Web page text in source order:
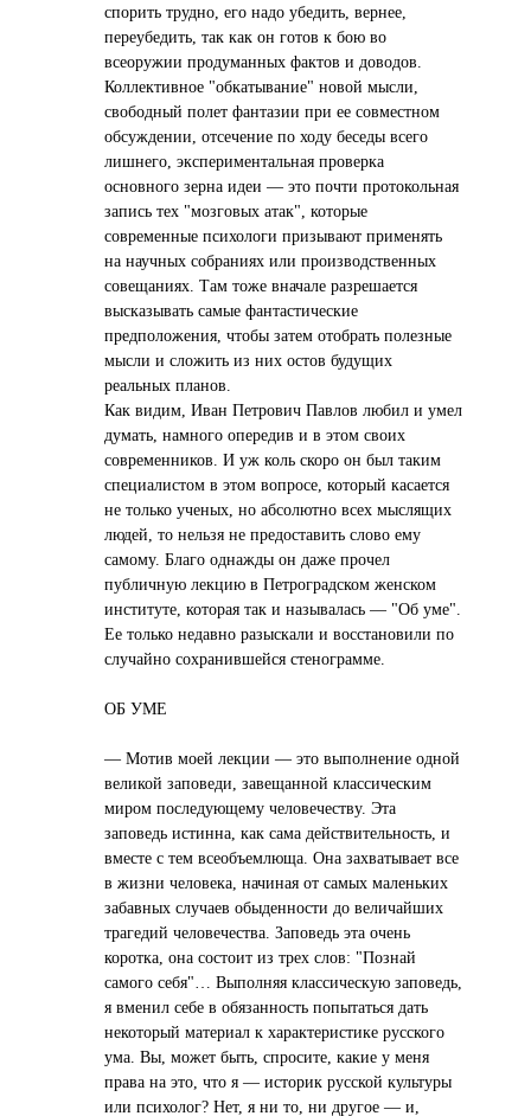
спорить трудно, его надо убедить, вернее,
переубедить, так как он готов к бою во
всеоружии продуманных фактов и доводов.
Коллективное "обкатывание" новой мысли,
свободный полет фантазии при ее совместном
обсуждении, отсечение по ходу беседы всего
лишнего, экспериментальная проверка
основного зерна идеи — это почти протокольная
запись тех "мозговых атак", которые
современные психологи призывают применять
на научных собраниях или производственных
совещаниях. Там тоже вначале разрешается
высказывать самые фантастические
предположения, чтобы затем отобрать полезные
мысли и сложить из них остов будущих
реальных планов.
Как видим, Иван Петрович Павлов любил и умел
думать, намного опередив и в этом своих
современников. И уж коль скоро он был таким
специалистом в этом вопросе, который касается
не только ученых, но абсолютно всех мыслящих
людей, то нельзя не предоставить слово ему
самому. Благо однажды он даже прочел
публичную лекцию в Петроградском женском
институте, которая так и называлась — "Об уме".
Ее только недавно разыскали и восстановили по
случайно сохранившейся стенограмме.
ОБ УМЕ
— Мотив моей лекции — это выполнение одной
великой заповеди, завещанной классическим
миром последующему человечеству. Эта
заповедь истинна, как сама действительность, и
вместе с тем всеобъемлюща. Она захватывает все
в жизни человека, начиная от самых маленьких
забавных случаев обыденности до величайших
трагедий человечества. Заповедь эта очень
коротка, она состоит из трех слов: "Познай
самого себя"… Выполняя классическую заповедь,
я вменил себе в обязанность попытаться дать
некоторый материал к характеристике русского
ума. Вы, может быть, спросите, какие у меня
права на это, что я — историк русской культуры
или психолог? Нет, я ни то, ни другое — и,